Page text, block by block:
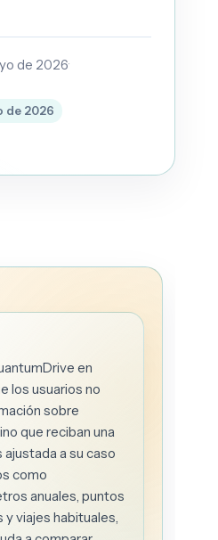
de 2026·
de 2026
en
los usuarios no
sobre
que reciban una
a su caso
como
anuales, puntos
viajes habituales,